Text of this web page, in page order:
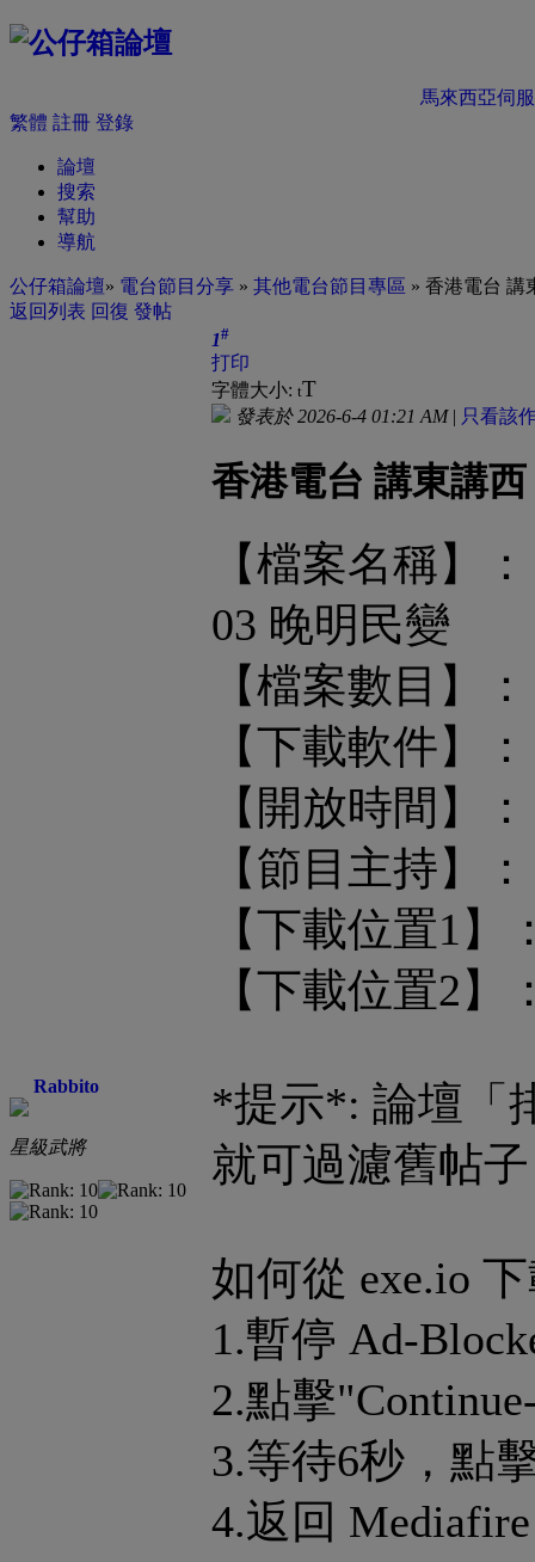
馬來西亞伺
繁體 註冊 登錄
論壇
搜索
幫助
導航
公仔箱論壇» 電台節目分享 » 其他電台節目專區 » 香港電台 講
返回列表 回復 發帖
Rabbito
星級武將
1#
打印
字體大小: tT
發表於 2026-6-4 01:21 AM| 只看該
香港電台 講東講西
【檔案名稱】
03 晚明民變
【檔案數目】
【下載軟件】
【開放時間】
【節目主持】
【下載位置1】
【下載位置2】
*提示*: 論壇「
就可過濾舊帖子
如何從 exe.io
1.暫停 Ad-
2.點擊
3.等待6秒，點
4.返回